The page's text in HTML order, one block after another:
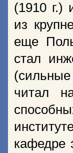
(1910 г.)
из
еще
стал
читал
кафедре